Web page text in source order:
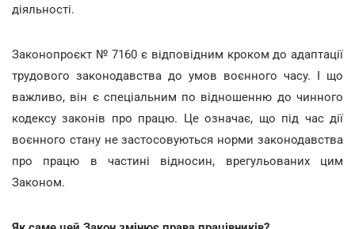
діяльності.
Законопроєкт № 7160 є відповідним кроком до адаптації
трудового законодавства до умов воєнного часу. І що
важливо, він є спеціальним по відношенню до чинного
кодексу законів про працю. Це означає, що під час дії
воєнного стану не застосовуються норми законодавства
про працю в частині відносин, врегульованих цим
Законом.